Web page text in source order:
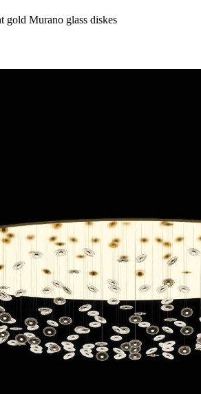
gold Murano glass diskes